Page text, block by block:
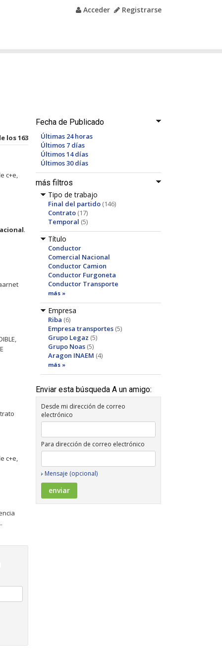
Acceder Registrarse
Fecha de Publicado
Últimas 24 horas
Últimos 7 días
Últimos 14 días
Últimos 30 días
más filtros
Tipo de trabajo
Final del partido (146)
Contrato (17)
Temporal (5)
Título
Conductor
Comercial Nacional
Conductor Camion
Conductor Furgoneta
Conductor Transporte
más »
Empresa
Riba (6)
Empresa transportes (5)
Grupo Legaz (5)
Grupo Noas (5)
Aragon INAEM (4)
más »
Enviar esta búsqueda A un amigo:
Desde mi dirección de correo
electrónico
Para dirección de correo electrónico
Mensaje (opcional)
los 163
c+e,
.
c+e,